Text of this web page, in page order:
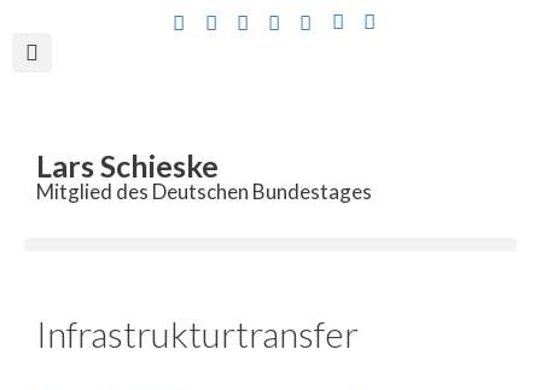
Lars Schieske
Mitglied des Deutschen Bundestages
Infrastrukturtransfer